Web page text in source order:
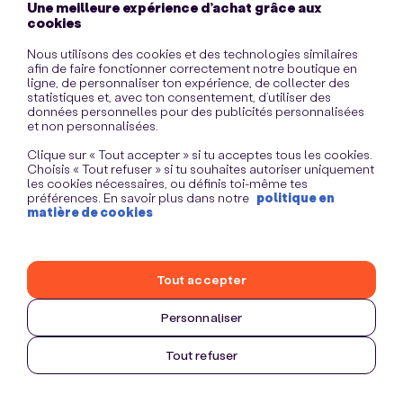
Une meilleure expérience d’achat grâce aux
cookies
Nous utilisons des cookies et des technologies similaires
afin de faire fonctionner correctement notre boutique en
ligne, de personnaliser ton expérience, de collecter des
statistiques et, avec ton consentement, d’utiliser des
données personnelles pour des publicités personnalisées
et non personnalisées.
Clique sur « Tout accepter » si tu acceptes tous les cookies.
Choisis « Tout refuser » si tu souhaites autoriser uniquement
les cookies nécessaires, ou définis toi-même tes
préférences. En savoir plus dans notre politique en
matière de cookies
Personnaliser
Tout refuser
Tout accepter